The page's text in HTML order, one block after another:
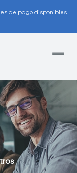
de pago disponibles